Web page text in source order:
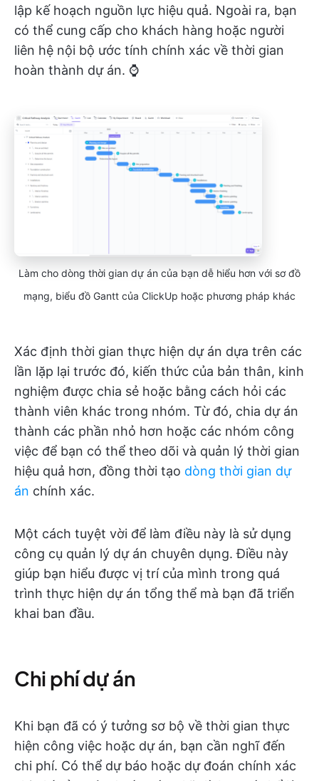
lập kế hoạch nguồn lực hiệu quả. Ngoài ra, bạn
có thể cung cấp cho khách hàng hoặc người
liên hệ nội bộ ước tính chính xác về thời gian
hoàn thành dự án. ⌚
Làm cho dòng thời gian dự án của bạn dễ hiểu hơn với sơ đồ
mạng, biểu đồ Gantt của ClickUp hoặc phương pháp khác
Xác định thời gian thực hiện dự án dựa trên các
lần lặp lại trước đó, kiến thức của bản thân, kinh
nghiệm được chia sẻ hoặc bằng cách hỏi các
thành viên khác trong nhóm. Từ đó, chia dự án
thành các phần nhỏ hơn hoặc các nhóm công
việc để bạn có thể theo dõi và quản lý thời gian
hiệu quả hơn, đồng thời tạo dòng thời gian dự
án chính xác.
Một cách tuyệt vời để làm điều này là sử dụng
công cụ quản lý dự án chuyên dụng. Điều này
giúp bạn hiểu được vị trí của mình trong quá
trình thực hiện dự án tổng thể mà bạn đã triển
khai ban đầu.
Chi phí dự án
Khi bạn đã có ý tưởng sơ bộ về thời gian thực
hiện công việc hoặc dự án, bạn cần nghĩ đến
chi phí. Có thể dự báo hoặc dự đoán chính xác